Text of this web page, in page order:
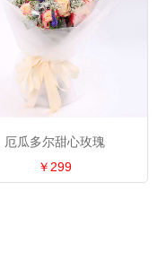
厄瓜多尔甜心玫瑰
￥299